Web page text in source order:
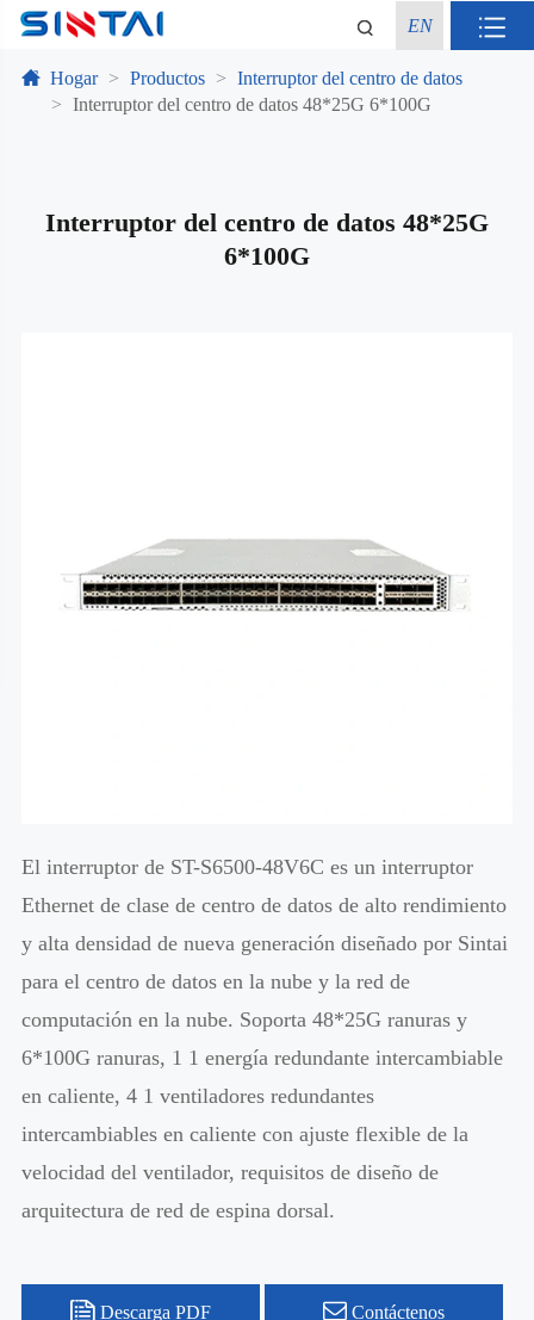
EN
Hogar Productos
Interruptor del centro de datos
Interruptor del centro de datos 48*25G 6*100G
Interruptor del centro de datos 48*25G
6*100G
El interruptor de ST-S6500-48V6C es un interruptor
Ethernet de clase de centro de datos de alto rendimiento
y alta densidad de nueva generación diseñado por Sintai
para el centro de datos en la nube y la red de
computación en la nube. Soporta 48*25G ranuras y
6*100G ranuras, 1 1 energía redundante intercambiable
en caliente, 4 1 ventiladores redundantes
intercambiables en caliente con ajuste flexible de la
velocidad del ventilador, requisitos de diseño de
arquitectura de red de espina dorsal.
Descarga PDF Contáctenos